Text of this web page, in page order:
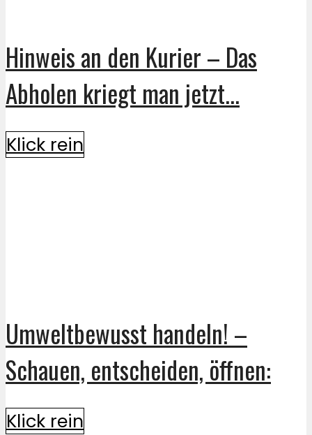
Hinweis an den Kurier – Das
Abholen kriegt man jetzt...
Klick rein
Umweltbewusst handeln! –
Schauen, entscheiden, öffnen:
Klick rein